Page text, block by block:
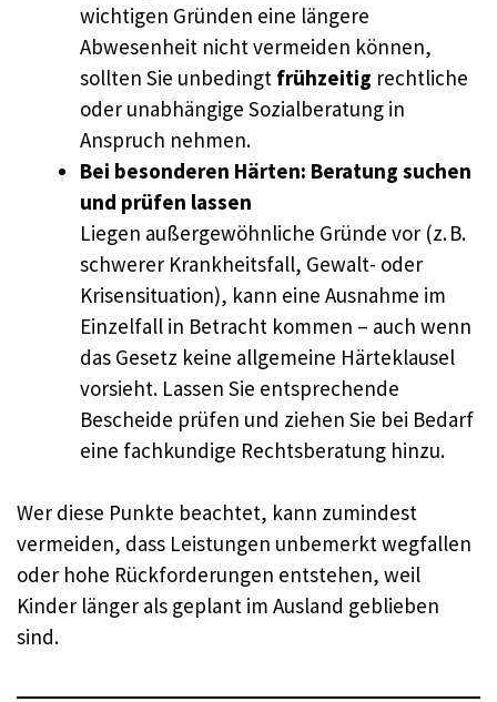
wichtigen Gründen eine längere
Abwesenheit nicht vermeiden können,
sollten Sie unbedingt frühzeitig rechtliche
oder unabhängige Sozialberatung in
Anspruch nehmen.
Bei besonderen Härten: Beratung suchen
und prüfen lassen
Liegen außergewöhnliche Gründe vor (z. B.
schwerer Krankheitsfall, Gewalt- oder
Krisensituation), kann eine Ausnahme im
Einzelfall in Betracht kommen – auch wenn
das Gesetz keine allgemeine Härteklausel
vorsieht. Lassen Sie entsprechende
Bescheide prüfen und ziehen Sie bei Bedarf
eine fachkundige Rechtsberatung hinzu.
Wer diese Punkte beachtet, kann zumindest
vermeiden, dass Leistungen unbemerkt wegfallen
oder hohe Rückforderungen entstehen, weil
Kinder länger als geplant im Ausland geblieben
sind.